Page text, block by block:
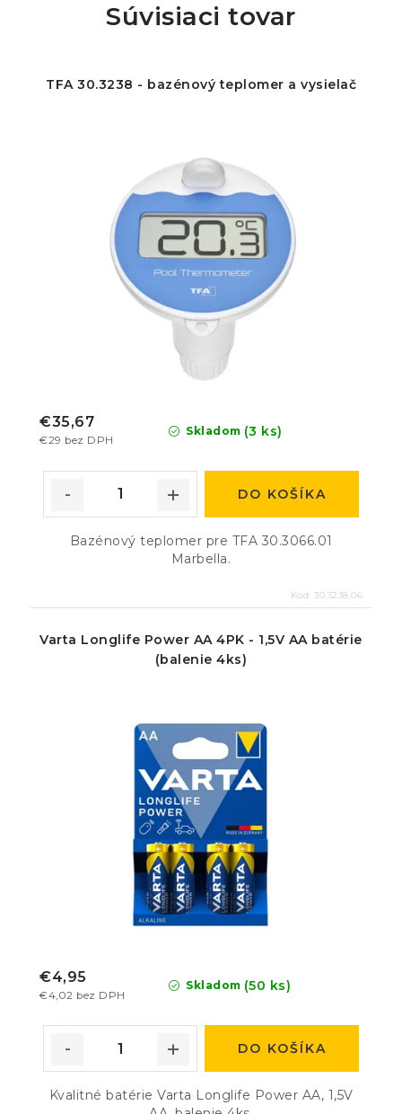
Súvisiaci tovar
TFA 30.3238 - bazénový teplomer a vysielač
Skladom (3 ks)
€29 bez DPH
€35,67
DO KOŠÍKA
Bazénový teplomer pre TFA 30.3066.01
Marbella.
Kód: 30.3238.06
Varta Longlife Power AA 4PK - 1,5V AA batérie
(balenie 4ks)
Skladom (50 ks)
€4,02 bez DPH
€4,95
DO KOŠÍKA
Kvalitné batérie Varta Longlife Power AA, 1,5V